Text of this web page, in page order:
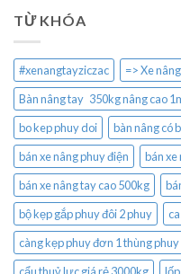
TỪ KHÓA
#xenangtayziczac => Xe
Bàn nâng tay 350kg nâng cao
bo kep phuy doi
bàn nâng có
bán xe nâng phuy điện
bán xe
bán xe nâng tay cao 500kg
bộ kẹp gắp phuy đôi 2 phuy
càng kẹp phuy đơn 1 thùng phuy